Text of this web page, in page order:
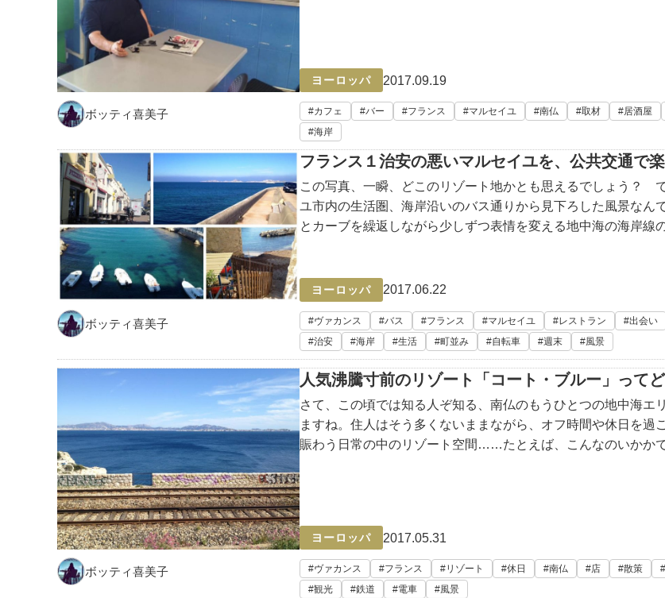
ンス通でマルセイユに何度か来ているような人でもどこなのか
ヨーロッパ 2017.09.19
ボッティ喜美子 カフェ バー フランス マルセイユ 南仏 取材 居酒屋
海岸
フランス１治安の悪いマルセイユを、公共交通で楽
この写真、一瞬、どこのリゾート地かとも思えるでしょう？
ユ市内の生活圏、海岸沿いのバス通りから見下ろした風景なん
とカーブを繰返しながら少しずつ表情を変える地中海の海岸線
ヨーロッパ 2017.06.22
ボッティ喜美子 ヴァカンス バス フランス マルセイユ レストラン 出会い
治安
海岸 生活 町並み 自転車 週末 風景
人気沸騰寸前のリゾート「コート・ブルー」って
さて、この頃では知る人ぞ知る、南仏のもうひとつの地中海エ
ますね。住人はそう多くないままながら、オフ時間や休日を過
賑わう日常の中のリゾート空間……たとえば、こんなのいかか
Niolon（ニ
ヨーロッパ 2017.05.31
ボッティ喜美子 ヴァカンス フランス リゾート 休日 南仏 店 散策
観光
鉄道 電車 風景